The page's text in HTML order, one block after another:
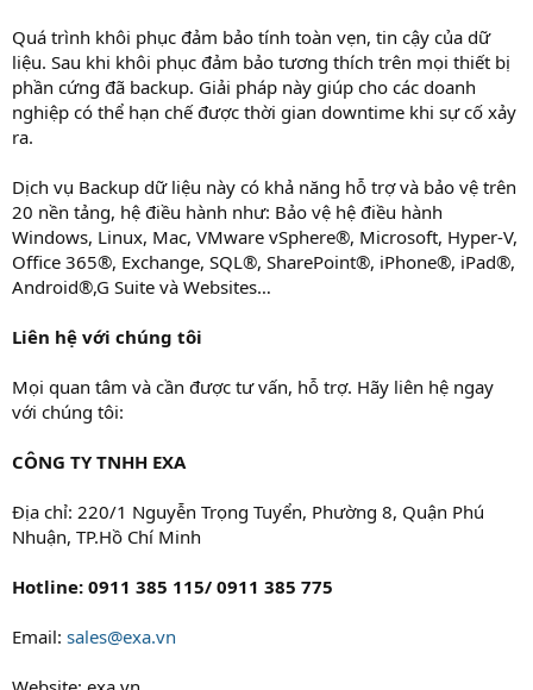
Quá trình khôi phục đảm bảo tính toàn vẹn, tin cậy của dữ
liệu. Sau khi khôi phục đảm bảo tương thích trên mọi thiết bị
phần cứng đã backup. Giải pháp này giúp cho các doanh
nghiệp có thể hạn chế được thời gian downtime khi sự cố xảy
ra.
Dịch vụ Backup dữ liệu này có khả năng hỗ trợ và bảo vệ trên
20 nền tảng, hệ điều hành như: Bảo vệ hệ điều hành
Windows, Linux, Mac, VMware vSphere®, Microsoft, Hyper-V,
Office 365®, Exchange, SQL®, SharePoint®, iPhone®, iPad®,
Android®,G Suite và Websites…
Liên hệ với chúng tôi
Mọi quan tâm và cần được tư vấn, hỗ trợ. Hãy liên hệ ngay
với chúng tôi:
CÔNG TY TNHH EXA
Địa chỉ: 220/1 Nguyễn Trọng Tuyển, Phường 8, Quận Phú
Nhuận, TP.Hồ Chí Minh
Hotline: 0911 385 115/ 0911 385 775
Email: sales@exa.vn